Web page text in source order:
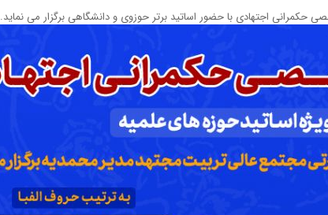
اجتهادی با حضور اساتید برتر حوزوی و دانشگاهی برگزار می نماید.